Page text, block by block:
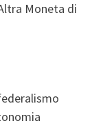
Moneta di